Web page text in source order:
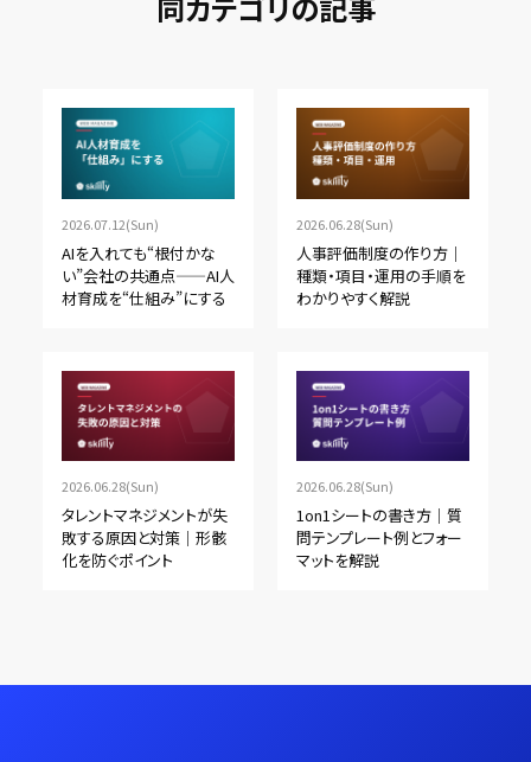
2026.07.12(Sun)
AIを入れても“根付かな
い”会社の共通点——AI人
材育成を“仕組み”にする
2026.06.28(Sun)
人事評価制度の作り方｜
種類・項目・運用の手順を
わかりやすく解説
2026.06.28(Sun)
タレントマネジメントが失
敗する原因と対策｜形骸
化を防ぐポイント
2026.06.28(Sun)
1on1シートの書き方｜質
問テンプレート例とフォー
マットを解説